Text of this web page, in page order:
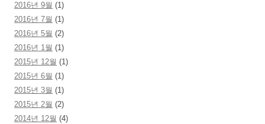
2016년 9월 (1)
2016년 7월 (1)
2016년 5월 (2)
2016년 1월 (1)
2015년 12월 (1)
2015년 6월 (1)
2015년 3월 (1)
2015년 2월 (2)
2014년 12월 (4)